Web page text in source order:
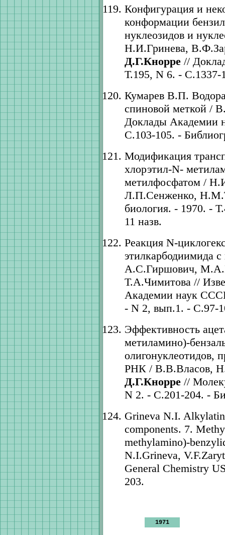
Конфигурация и
конформации
нуклеозидов и
Н.И.Гринева,
Д.Г.Кнорре //
Т.195, N 6. - С.1337-
Кумарев В.П.
спиновой меткой /
Доклады Академии
С.103-105. -
Модификация
хлорэтил-N-
метилфосфатом /
Л.П.Сенженко,
биология. - 1970. -
11 назв.
Реакция N-
этилкарбодиимида
А.С.Гиршович,
Т.А.Чимитова //
Академии наук
- N 2, вып.1. - С.97-
Эффективность
метиламино)-
олигонуклеотидов,
РНК / В.В.Власов,
Д.Г.Кнорре //
N 2. - С.201-204. -
Grineva N.I.
components. 7.
methylamino)-
N.I.Grineva,
General Chemistry
203.
1971